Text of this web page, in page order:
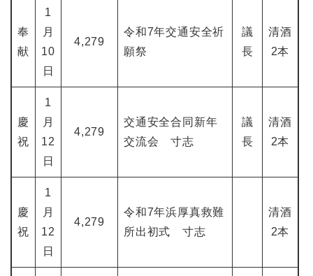
奉
献
1
月
10
日
4,279
令和7年交通安全祈
願祭
議
長
清酒
2本
慶
祝
1
月
12
日
4,279
交通安全合同新年
交流会 寸志
議
長
清酒
2本
慶
祝
1
月
12
日
4,279
令和7年浜厚真救難
所出初式 寸志
清酒
2本